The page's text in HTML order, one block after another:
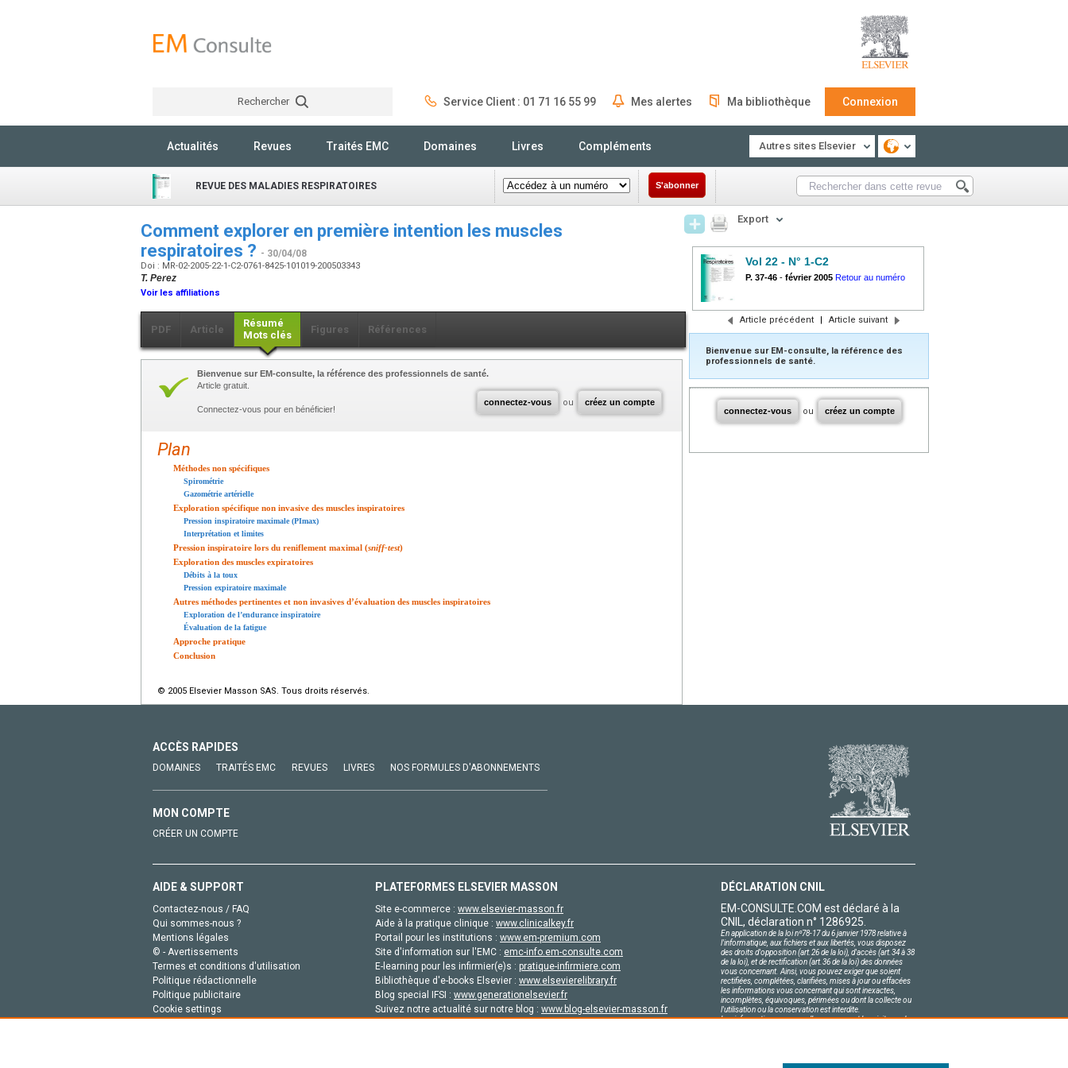
Rechercher Service Client : 01 71 16 55 99 Mes alertes Ma bibliothèque Connexion
Actualités Revues Traités EMC Domaines Livres Compléments Autres sites Elsevier
REVUE DES MALADIES RESPIRATOIRES S'abonner
Comment explorer en première intention les muscles
respiratoires ? - 30/04/08
Doi : MR-02-2005-22-1-C2-0761-8425-101019-200503343
T. Perez
Voir les affiliations
PDF Article
Résumé
Mots clés
Figures Références
connectez-vous ou créez un compte
Bienvenue sur EM-consulte, la référence des professionnels de santé.
Article gratuit.
Connectez-vous pour en bénéficier!
Plan
Méthodes non spécifiques
Spirométrie
Gazométrie artérielle
Exploration spécifique non invasive des muscles inspiratoires
Pression inspiratoire maximale (PImax)
Interprétation et limites
Pression inspiratoire lors du reniflement maximal (sniff-test)
Exploration des muscles expiratoires
Débits à la toux
Pression expiratoire maximale
Autres méthodes pertinentes et non invasives d’évaluation des muscles inspiratoires
Exploration de l’endurance inspiratoire
Évaluation de la fatigue
Approche pratique
Conclusion
© 2005 Elsevier Masson SAS. Tous droits réservés.
Export
Vol 22 - N° 1-C2
P. 37-46 - février 2005 Retour au numéro
Article précédent | Article suivant
Bienvenue sur EM-consulte, la référence des
professionnels de santé.
connectez-vous ou créez un compte
ACCÈS RAPIDES
DOMAINES TRAITÉS EMC REVUES LIVRES NOS FORMULES D'ABONNEMENTS
MON COMPTE
CRÉER UN COMPTE
AIDE & SUPPORT
Contactez-nous / FAQ
Qui sommes-nous ?
Mentions légales
© - Avertissements
Termes et conditions d'utilisation
Politique rédactionnelle
Politique publicitaire
Cookie settings
PLATEFORMES ELSEVIER MASSON
Site e-commerce : www.elsevier-masson.fr
Aide à la pratique clinique : www.clinicalkey.fr
Portail pour les institutions : www.em-premium.com
Site d'information sur l'EMC : emc-info.em-consulte.com
E-learning pour les infirmier(e)s : pratique-infirmiere.com
Bibliothèque d'e-books Elsevier : www.elsevierelibrary.fr
Blog special IFSI : www.generationelsevier.fr
Suivez notre actualité sur notre blog : www.blog-elsevier-masson.fr
DÉCLARATION CNIL
EM-CONSULTE.COM est déclaré à la
CNIL, déclaration n° 1286925.
En application de la loi nº78-17 du 6 janvier 1978 relative à
l'informatique, aux fichiers et aux libertés, vous disposez
des droits d'opposition (art.26 de la loi), d'accès (art.34 à 38
de la loi), et de rectification (art.36 de la loi) des données
vous concernant. Ainsi, vous pouvez exiger que soient
rectifiées, complétées, clarifiées, mises à jour ou effacées
les informations vous concernant qui sont inexactes,
incomplètes, équivoques, périmées ou dont la collecte ou
l'utilisation ou la conservation est interdite.
Les informations personnelles concernant les visiteurs de